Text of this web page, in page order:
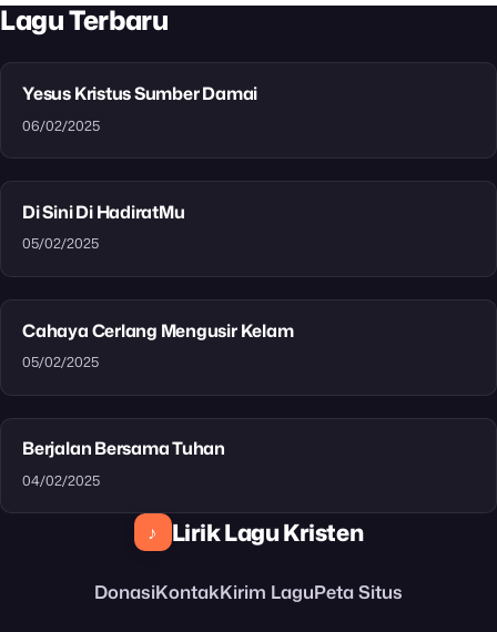
Lagu Terbaru
Yesus Kristus Sumber Damai
06/02/2025
Di Sini Di HadiratMu
05/02/2025
Cahaya Cerlang Mengusir Kelam
05/02/2025
Berjalan Bersama Tuhan
04/02/2025
♪ Lirik Lagu Kristen
DonasiKontakKirim LaguPeta Situs